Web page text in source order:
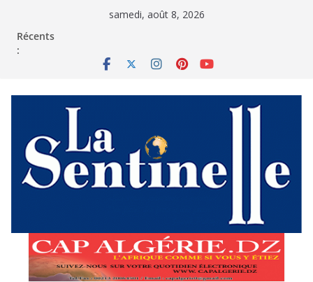
samedi, août 8, 2026
Récents
: